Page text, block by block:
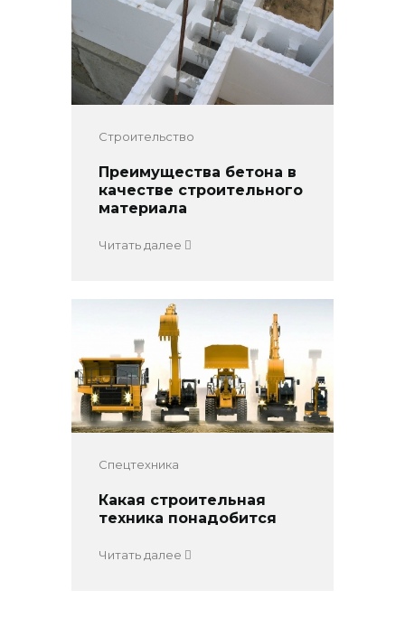
Строительство
Преимущества бетона в
качестве строительного
материала
Читать далее
Спецтехника
Какая строительная
техника понадобится
Читать далее